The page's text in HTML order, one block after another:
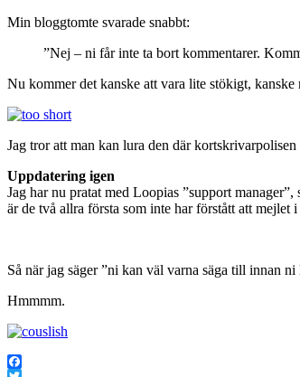
Min bloggtomte svarade snabbt:
”Nej – ni får inte ta bort kommentarer.
Nu kommer det kanske att vara lite stökigt,
Jag tror att man kan lura den där
Uppdatering igen
Jag har nu pratat med Loopias ”support
är de två allra första som inte har förstått att mejlet
Så när jag säger ”ni kan väl varna säga till innan
Hmmmm.